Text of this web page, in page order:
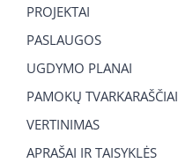
PROJEKTAI
PASLAUGOS
UGDYMO PLANAI
PAMOKŲ TVARKARAŠČIAI
VERTINIMAS
APRAŠAI IR TAISYKLĖS